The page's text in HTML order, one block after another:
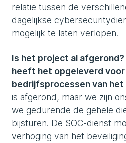
relatie tussen de
dagelijkse
mogelijk te laten verlopen.
Is het project al
heeft het opgeleverd voor
bedrijfsprocessen van het
is afgerond, maar we zijn
we gedurende de gehele
bijsturen. De SOC-dienst
verhoging van het